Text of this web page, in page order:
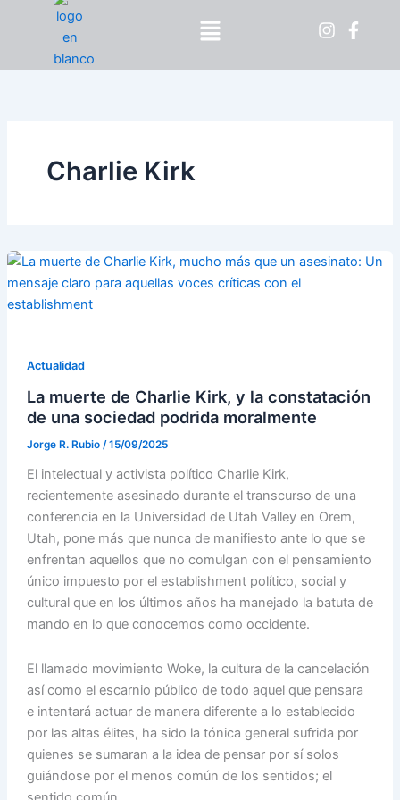
contenido
Menú
Charlie Kirk
Actualidad
La muerte de Charlie Kirk, y la constatación
de una sociedad podrida moralmente
Jorge R. Rubio /15/09/2025
El intelectual y activista político Charlie Kirk,
recientemente asesinado durante el transcurso de una
conferencia en la Universidad de Utah Valley en Orem,
Utah, pone más que nunca de manifiesto ante lo que se
enfrentan aquellos que no comulgan con el pensamiento
único impuesto por el establishment político, social y
cultural que en los últimos años ha manejado la batuta de
mando en lo que conocemos como occidente.
El llamado movimiento Woke, la cultura de la cancelación
así como el escarnio público de todo aquel que pensara
e intentará actuar de manera diferente a lo establecido
por las altas élites, ha sido la tónica general sufrida por
quienes se sumaran a la idea de pensar por sí solos
guiándose por el menos común de los sentidos; el